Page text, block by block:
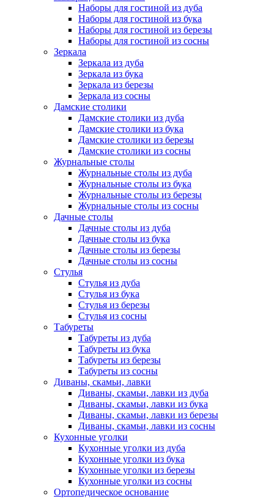
Наборы для гостиной из дуба
Наборы для гостиной из бука
Наборы для гостиной из березы
Наборы для гостиной из сосны
Зеркала
Зеркала из дуба
Зеркала из бука
Зеркала из березы
Зеркала из сосны
Дамские столики
Дамские столики из дуба
Дамские столики из бука
Дамские столики из березы
Дамские столики из сосны
Журнальные столы
Журнальные столы из дуба
Журнальные столы из бука
Журнальные столы из березы
Журнальные столы из сосны
Дачные столы
Дачные столы из дуба
Дачные столы из бука
Дачные столы из березы
Дачные столы из сосны
Стулья
Стулья из дуба
Стулья из бука
Стулья из березы
Стулья из сосны
Табуреты
Табуреты из дуба
Табуреты из бука
Табуреты из березы
Табуреты из сосны
Диваны, скамьи, лавки
Диваны, скамьи, лавки из дуба
Диваны, скамьи, лавки из бука
Диваны, скамьи, лавки из березы
Диваны, скамьи, лавки из сосны
Кухонные уголки
Кухонные уголки из дуба
Кухонные уголки из бука
Кухонные уголки из березы
Кухонные уголки из сосны
Ортопедическое основание